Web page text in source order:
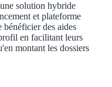
solution hybride
et plateforme
des aides
en facilitant leurs
montant les dossiers